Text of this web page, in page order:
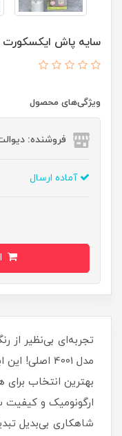
سایه پاش ایکسکورت مدل
ویژگی‌های محصول
فروشنده: دیوالت
آماده ارسال
تجربه‌ای بی‌نظیر از
مدل 4001
بهترین انتخاب
ارگونومیک و کیفیت
شاهکاری بی‌بدیل